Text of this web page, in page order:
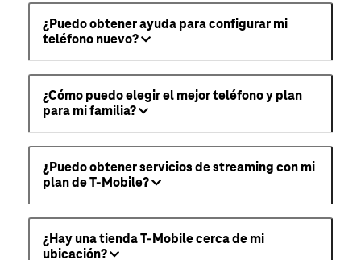
¿Puedo obtener ayuda para configurar mi
teléfono nuevo?
¿Cómo puedo elegir el mejor teléfono y plan
para mi familia?
¿Puedo obtener servicios de streaming con mi
plan de T-Mobile?
¿Hay una tienda T-Mobile cerca de mi
ubicación?